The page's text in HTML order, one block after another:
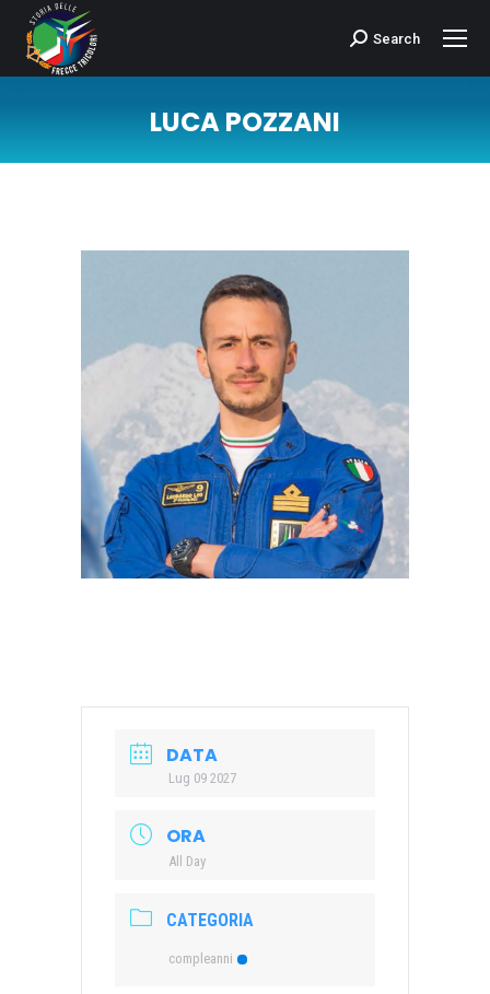
Cerca:Search
LUCA POZZANI
DATA
Lug 09 2027
ORA
All Day
CATEGORIA
compleanni